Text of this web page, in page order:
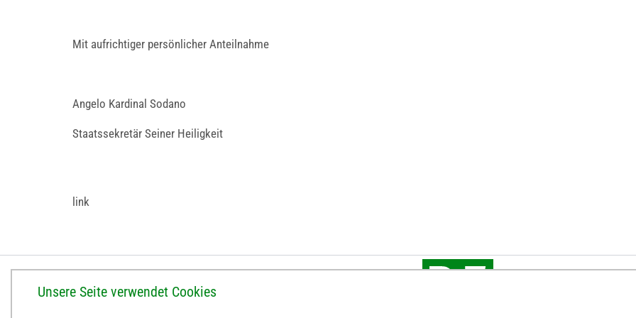
Mit aufrichtiger persönlicher Anteilnahme
Angelo Kardinal Sodano
Staatssekretär Seiner Heiligkeit
link
BISTUM ERFURT
Bischöfliches Ordinariat
Unsere Seite verwendet Cookies